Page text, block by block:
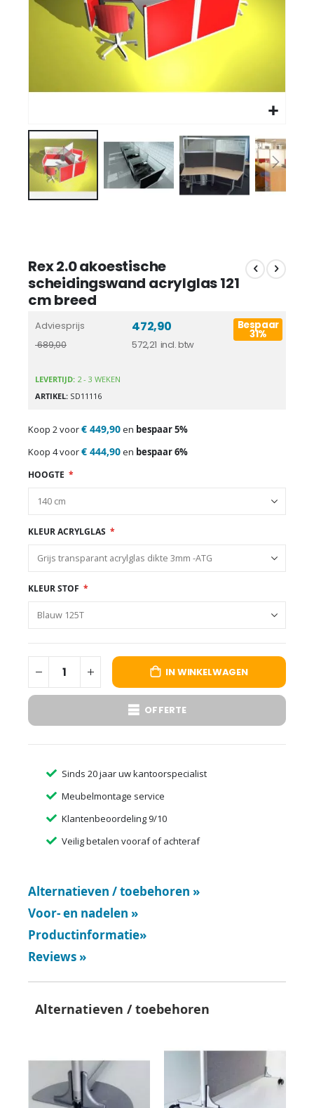
Rex 2.0 akoestische
scheidingswand acrylglas 121
cm breed
Adviesprijs
689,00 572,21
472,90 Bespaar
31%
LEVERTIJD: 2 - 3 WEKEN
ARTIKEL SD11116
Koop 2 voor€ 449,90en bespaar5%
Koop 4 voor€ 444,90en bespaar6%
HOOGTE
KLEUR ACRYLGLAS
KLEUR STOF
IN WINKELWAGEN
OFFERTE
Sinds 20 jaar uw kantoorspecialist
Meubelmontage service
Klantenbeoordeling 9/10
Veilig betalen vooraf of achteraf
Alternatieven / toebehoren »
Voor- en nadelen »
Productinformatie»
Reviews »
Alternatieven / toebehoren